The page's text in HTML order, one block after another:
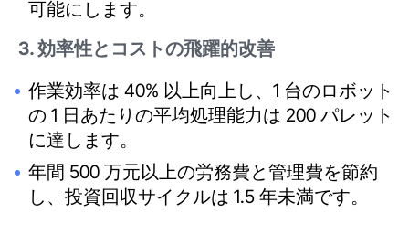
可能にします。
3. 効率性とコストの飛躍的改善
作業効率は 40% 以上向上し、1 台のロボット
の 1 日あたりの平均処理能力は 200 パレット
に達します。
年間 500 万元以上の労務費と管理費を節約
し、投資回収サイクルは 1.5 年未満です。